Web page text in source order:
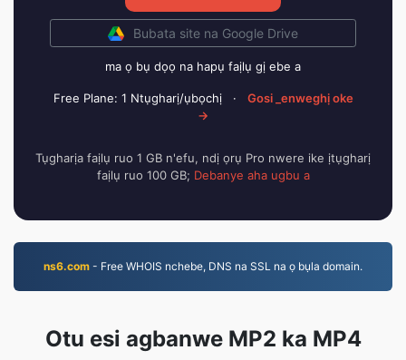
Bubata site na Google Drive
ma ọ bụ dọọ na hapụ faịlụ gị ebe a
Free Plane: 1 Ntụgharị/ụbọchị ·
Gosi _enweghị oke
→
Tụgharịa faịlụ ruo 1 GB n'efu, ndị ọrụ Pro nwere ike ịtụgharị
faịlụ ruo 100 GB; Debanye aha ugbu a
ns6.com - Free WHOIS nchebe, DNS na SSL na ọ bụla domain.
Otu esi agbanwe MP2 ka MP4